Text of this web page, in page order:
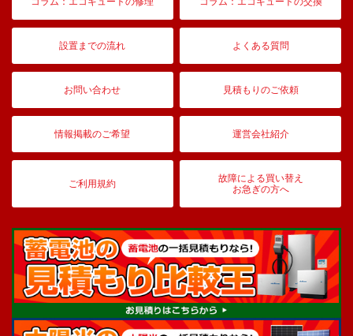
設置までの流れ よくある質問
お問い合わせ 見積もりのご依頼
情報掲載のご希望 運営会社紹介
ご利用規約
故障による買い替え
お急ぎの方へ